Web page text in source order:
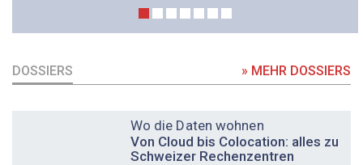
DOSSIERS » MEHR DOSSIERS
Wo die Daten wohnen
Von Cloud bis Colocation: alles zu
Schweizer Rechenzentren